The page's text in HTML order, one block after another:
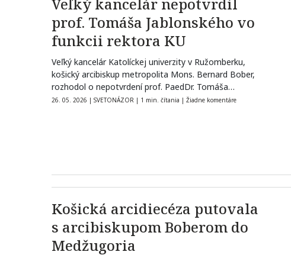
prof. Tomáša Jablonského vo
funkcii rektora KU
Veľký kancelár Katolíckej univerzity v Ružomberku,
košický arcibiskup metropolita Mons. Bernard Bober,
rozhodol o nepotvrdení prof. PaedDr. Tomáša
Jablonského, PhD.…
26. 05. 2026 | SVETONÁZOR | 1 min. čítania | Žiadne komentáre
Košická arcidiecéza putovala
s arcibiskupom Boberom do
Medžugoria